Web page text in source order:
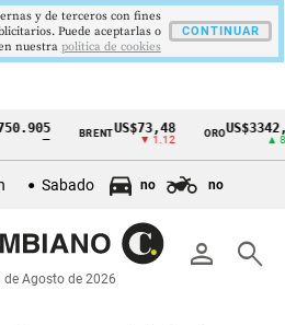
BRENT US$73,48
▼ 1.12
ORO US$3342,60
Sabado no no
person search
de Agosto de 2026
y de terceros con fines
Puede aceptarlas o
nuestra politica de cookies
CONTINUAR